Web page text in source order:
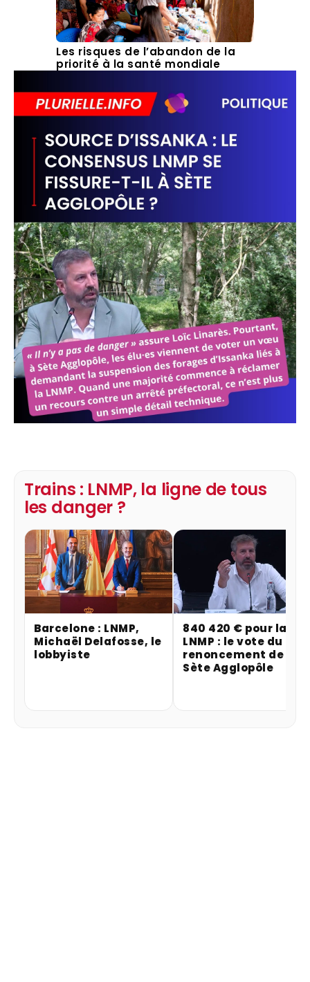
Les risques de l’abandon de la
priorité à la santé mondiale
Trains : LNMP, la ligne de tous
les danger ?
Barcelone : LNMP,
Michaël Delafosse, le
lobbyiste
840 420 € pour la
LNMP : le vote du
renoncement de
Sète Agglopôle